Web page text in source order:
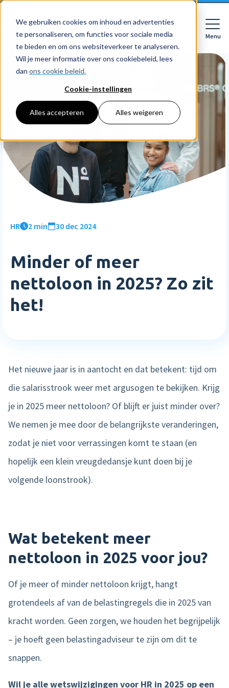
We gebruiken cookies om inhoud en advertenties
te personaliseren, om functies voor sociale media
te bieden en om ons websiteverkeer te analyseren.
Wil je meer informatie over ons cookiebeleid, lees
dan ons cookie beleid.
Cookie-instellingen
Alles accepteren Alles weigeren
Menu
Close
Softwarepakketten
Voor bedrijven
Voor accountants
Employee Self Service
Inloggen
Features
Declaraties
HR dashboards
HR workflows
Verlofregistratie
Meer HR features »
Salaris
Salaris input checker
Interactieve loonstrook
Product
Product tour
Nmbrs Marketplace
Tarieven
Prijzen
Voor bedrijven
Voor accountants
Starten met Nmbrs
Ontdek
Resources
Bibliotheek
Klantverhalen
Trainingen
Bedrijf
Careers
Neem contact op
Login
Nederlands
English
HR 2 min 30 dec 2024
Minder of meer
nettoloon in 2025? Zo zit
het!
Het nieuwe jaar is in aantocht en dat betekent: tijd om
die salarisstrook weer met argusogen te bekijken. Krijg
je in 2025 meer nettoloon? Of blijft er juist minder over?
We nemen je mee door de belangrijkste veranderingen,
zodat je niet voor verrassingen komt te staan (en
hopelijk een klein vreugdedansje kunt doen bij je
volgende loonstrook).
Wat betekent meer
nettoloon in 2025 voor jou?
Of je meer of minder nettoloon krijgt, hangt
grotendeels af van de belastingregels die in 2025 van
kracht worden. Geen zorgen, we houden het begrijpelijk
– je hoeft geen belastingadviseur te zijn om dit te
snappen.
Wil je alle wetswijzigingen voor HR in 2025 op een